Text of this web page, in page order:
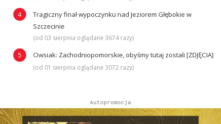
Tragiczny finał wypoczynku nad Jeziorem Głębokie w
Szczecinie
(od 03 sierpnia oglądane 3674 razy)
Owsiak: Zachodniopomorskie, obyśmy tutaj zostali [ZDJĘCIA]
(od 01 sierpnia oglądane 3072 razy)
Autopromocja